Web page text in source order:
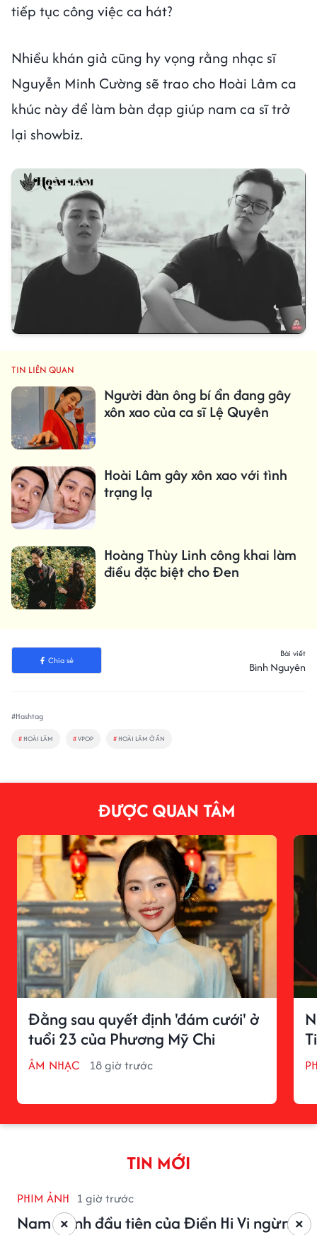
tiếp tục công việc ca hát?
Nhiều khán giả cũng hy vọng rằng nhạc sĩ
Nguyễn Minh Cường sẽ trao cho Hoài Lâm ca
khúc này để làm bàn đạp giúp nam ca sĩ trở
lại showbiz.
TIN LIÊN QUAN
Người đàn ông bí ẩn đang gây
xôn xao của ca sĩ Lệ Quyên
Hoài Lâm gây xôn xao với tình
trạng lạ
Hoàng Thùy Linh công khai làm
điều đặc biệt cho Đen
Chia sẻ
Bài viết
Bình Nguyên
#Hashtag
# HOÀI LÂM #VPOP # HOÀI LÂM Ở ẨN
ĐƯỢC QUAN TÂM
Đằng sau quyết định 'đám cưới' ở
tuổi 23 của Phương Mỹ Chi
ÂM NHẠC 18 giờ trước
TIN MỚI
PHIM ẢNH 1 giờ trước
Nam chính đầu tiên của Điền Hi Vi ngừng×
×